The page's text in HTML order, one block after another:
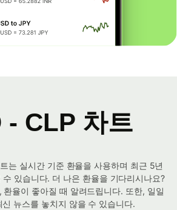
- CLP 차트
는 실시간 기준 환율을 사용하며 최근 5년
있습니다. 더 나은 환율을 기다리시나요?
환율이 좋아질 때 알려드립니다. 또한, 일일
신 뉴스를 놓치지 않을 수 있습니다.